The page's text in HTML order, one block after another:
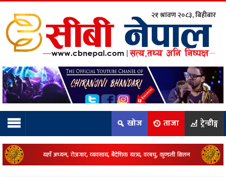
टिम:
२१ श्रावण २०८३, बिहीबार
खोज ताजा ट्रेन्डीङ्ग